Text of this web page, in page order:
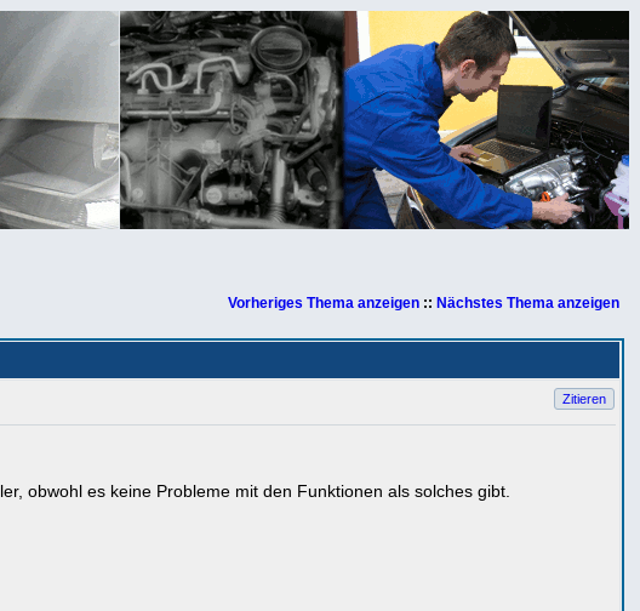
Vorheriges Thema anzeigen :: Nächstes Thema anzeigen
Zitieren
obwohl es keine Probleme mit den Funktionen als solches gibt.